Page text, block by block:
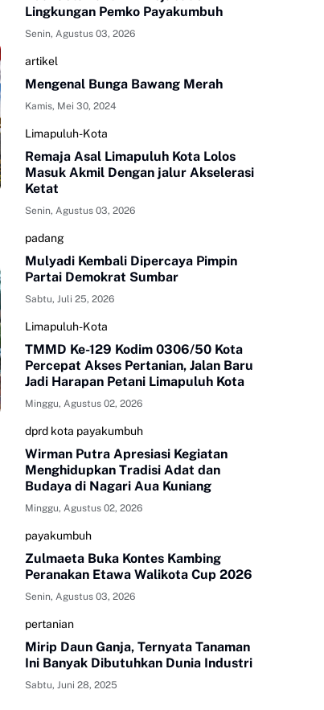
Lingkungan Pemko Payakumbuh
Senin, Agustus 03, 2026
artikel
Mengenal Bunga Bawang Merah
Kamis, Mei 30, 2024
Limapuluh-Kota
Remaja Asal Limapuluh Kota Lolos
Masuk Akmil Dengan jalur Akselerasi
Ketat
Senin, Agustus 03, 2026
padang
Mulyadi Kembali Dipercaya Pimpin
Partai Demokrat Sumbar
Sabtu, Juli 25, 2026
Limapuluh-Kota
TMMD Ke-129 Kodim 0306/50 Kota
Percepat Akses Pertanian, Jalan Baru
Jadi Harapan Petani Limapuluh Kota
Minggu, Agustus 02, 2026
dprd kota payakumbuh
Wirman Putra Apresiasi Kegiatan
Menghidupkan Tradisi Adat dan
Budaya di Nagari Aua Kuniang
Minggu, Agustus 02, 2026
payakumbuh
Zulmaeta Buka Kontes Kambing
Peranakan Etawa Walikota Cup 2026
Senin, Agustus 03, 2026
pertanian
Mirip Daun Ganja, Ternyata Tanaman
Ini Banyak Dibutuhkan Dunia Industri
Sabtu, Juni 28, 2025